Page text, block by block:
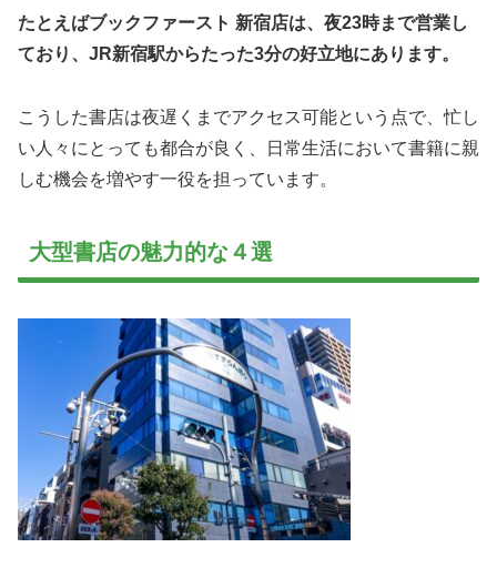
たとえばブックファースト 新宿店は、夜23時まで営業し
ており、JR新宿駅からたった3分の好立地にあります。
こうした書店は夜遅くまでアクセス可能という点で、忙し
い人々にとっても都合が良く、日常生活において書籍に親
しむ機会を増やす一役を担っています。
大型書店の魅力的な４選